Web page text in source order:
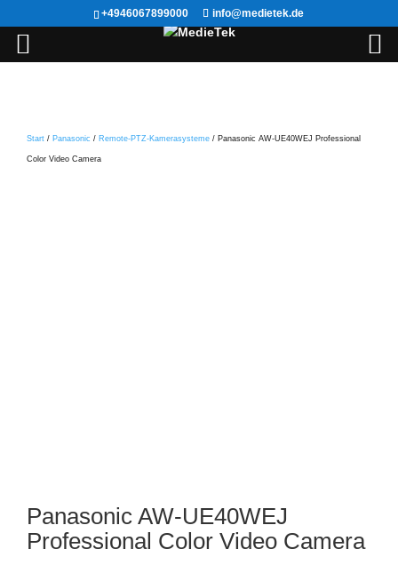
+4946067899000 info@medietek.de
Start / Panasonic / Remote-PTZ-Kamerasysteme / Panasonic AW-UE40WEJ Professional
Color Video Camera
Panasonic AW-UE40WEJ
Professional Color Video Camera